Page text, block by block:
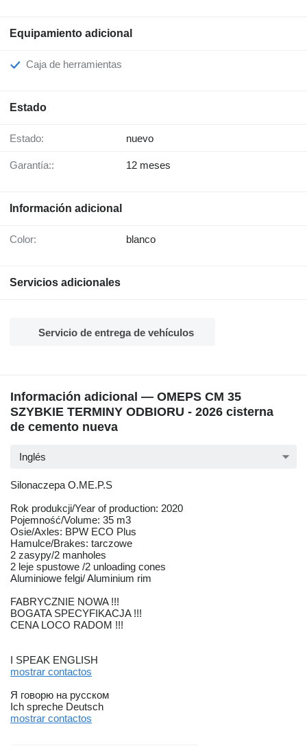
Equipamiento adicional
Caja de herramientas
Estado
Estado: nuevo
Garantía:: 12 meses
Información adicional
Color: blanco
Servicios adicionales
Servicio de entrega de vehículos
Información adicional — OMEPS CM 35
SZYBKIE TERMINY ODBIORU - 2026 cisterna
de cemento nueva
Inglés
Silonaczepa O.ME.P.S
Rok produkcji/Year of production: 2020
Pojemność/Volume: 35 m3
Osie/Axles: BPW ECO Plus
Hamulce/Brakes: tarczowe
2 zasypy/2 manholes
2 leje spustowe /2 unloading cones
Aluminiowe felgi/ Aluminium rim
FABRYCZNIE NOWA !!!
BOGATA SPECYFIKACJA !!!
CENA LOCO RADOM !!!
I SPEAK ENGLISH
mostrar contactos
Я говорю на русском
Ich spreche Deutsch
mostrar contactos